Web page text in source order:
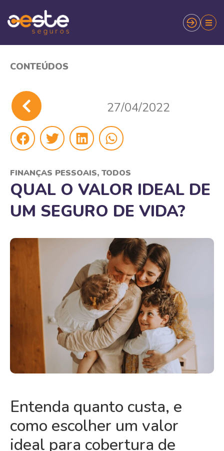
CONTEÚDOS
27/04/2022
FINANÇAS PESSOAIS, TODOS
QUAL O VALOR IDEAL DE
UM SEGURO DE VIDA?
Entenda quanto custa, e
como escolher um valor
ideal para cobertura de